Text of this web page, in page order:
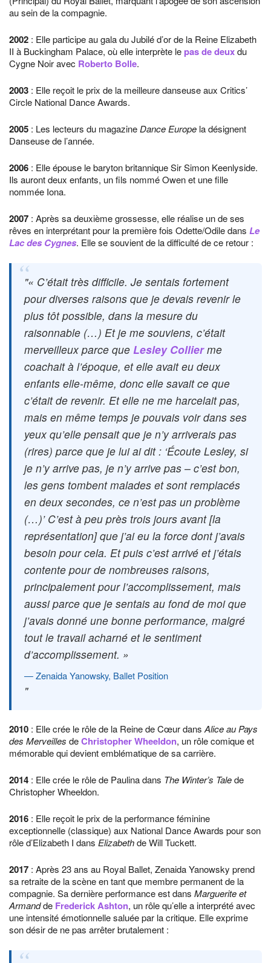
au sein de la compagnie.
2002 : Elle participe au gala du Jubilé d’or de la Reine Elizabeth
II à Buckingham Palace, où elle interprète le pas de deuxdu
Cygne Noir avec Roberto Bolle.
2003 : Elle reçoit le prix de la meilleure danseuse aux Critics’
Circle National Dance Awards.
2005 : Les lecteurs du magazine Dance Europe la désignent
Danseuse de l’année.
2006 : Elle épouse le baryton britannique Sir Simon Keenlyside.
Ils auront deux enfants, un fils nommé Owen et une fille
nommée Iona.
2007 : Après sa deuxième grossesse, elle réalise un de ses
rêves en interprétant pour la première fois Odette/Odile dans Le
Lac des Cygnes. Elle se souvient de la difficulté de ce retour :
« C’était très difficile. Je sentais fortement
pour diverses raisons que je devais revenir le
plus tôt possible, dans la mesure du
raisonnable (…) Et je me souviens, c’était
merveilleux parce que Lesley Collierme
coachait à l’époque, et elle avait eu deux
enfants elle-même, donc elle savait ce que
c’était de revenir. Et elle ne me harcelait pas,
mais en même temps je pouvais voir dans ses
yeux qu’elle pensait que je n’y arriverais pas
(rires) parce que je lui ai dit : ‘Écoute Lesley, si
je n’y arrive pas, je n’y arrive pas – c’est bon,
les gens tombent malades et sont remplacés
en deux secondes, ce n’est pas un problème
(…)’ C’est à peu près trois jours avant [la
représentation] que j’ai eu la force dont j’avais
besoin pour cela. Et puis c’est arrivé et j’étais
contente pour de nombreuses raisons,
principalement pour l’accomplissement, mais
aussi parce que je sentais au fond de moi que
j’avais donné une bonne performance, malgré
tout le travail acharné et le sentiment
d’accomplissement. »
Zenaida Yanowsky, Ballet Position
2010 : Elle crée le rôle de la Reine de Cœur dans Alice au Pays
des Merveilles deChristopher Wheeldon, un rôle comique et
mémorable qui devient emblématique de sa carrière.
2014 : Elle crée le rôle de Paulina dans The Winter’s Talede
Christopher Wheeldon.
2016 : Elle reçoit le prix de la performance féminine
exceptionnelle (classique) aux National Dance Awards pour son
rôle d’Elizabeth I dans Elizabethde Will Tuckett.
2017 : Après 23 ans au Royal Ballet, Zenaida Yanowsky prend
sa retraite de la scène en tant que membre permanent de la
compagnie. Sa dernière performance est dans Marguerite et
Armandde Frederick Ashton, un rôle qu’elle a interprété avec
une intensité émotionnelle saluée par la critique. Elle exprime
son désir de ne pas arrêter brutalement :